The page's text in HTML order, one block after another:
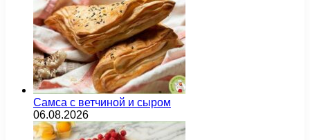
Самса с ветчиной и сыром
06.08.2026